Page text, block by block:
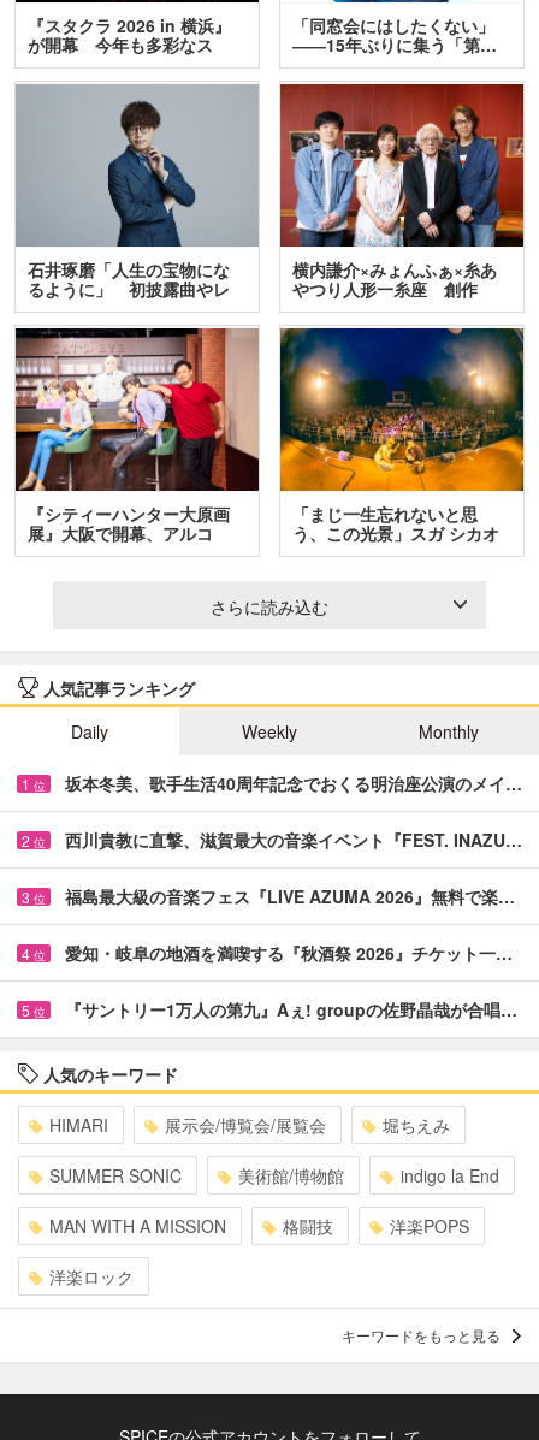
『スタクラ 2026 in 横浜』
が開幕 今年も多彩なス
テ…
「同窓会にはしたくない」
――15年ぶりに集う「第…
石井琢磨「人生の宝物にな
るように」 初披露曲やレ
ア…
横内謙介×みょんふぁ×糸あ
やつり人形一糸座 創作
人…
『シティーハンター大原画
展』大阪で開幕、アルコ
＆…
「まじ一生忘れないと思
う、この光景」スガ シカオ
と…
さらに読み込む
人気記事ランキング
Daily
Weekly Monthly
1 位 坂本冬美、歌手生活40周年記念でおくる明治座公演のメイ…
2 位 西川貴教に直撃、滋賀最大の音楽イベント『FEST. INAZU…
3 位 福島最大級の音楽フェス『LIVE AZUMA 2026』無料で楽…
4 位 愛知・岐阜の地酒を満喫する『秋酒祭 2026』チケット一…
5 位 『サントリー1万人の第九』Aぇ! groupの佐野晶哉が合唱…
人気のキーワード
HIMARI 展示会/博覧会/展覧会 堀ちえみ
SUMMER SONIC 美術館/博物館 indigo la End
MAN WITH A MISSION 格闘技 洋楽POPS
洋楽ロック
キーワードをもっと見る